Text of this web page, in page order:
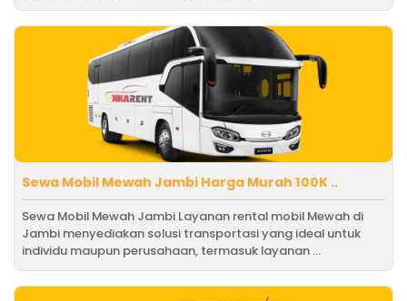
Sewa Mobil Mewah Jambi Harga Murah 100K ..
Sewa Mobil Mewah Jambi Layanan rental mobil Mewah di
Jambi menyediakan solusi transportasi yang ideal untuk
individu maupun perusahaan, termasuk layanan ...